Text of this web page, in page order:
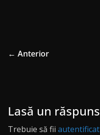
← Anterior
Lasă un răspuns
Trebuie să fii autentificat